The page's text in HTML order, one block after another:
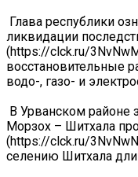
Глава республики
ликвидации
(https://clck.ru/
восстановительные
водо-, газо- и
В Урванском районе
Морзох – Шитхала
(https://clck.ru/
селению Шитхала